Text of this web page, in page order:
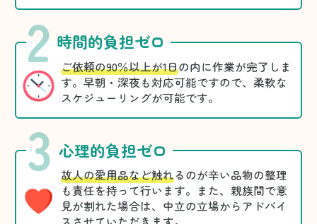
2 時間的負担ゼロ
ご依頼の90％以上が1日の内に作業が完了しま
す。早朝・深夜も対応可能ですので、柔軟な
スケジューリングが可能です。
3 心理的負担ゼロ
故人の愛用品など触れるのが辛い品物の整理
も責任を持って行います。また、親族間で意
見が割れた場合は、中立の立場からアドバイ